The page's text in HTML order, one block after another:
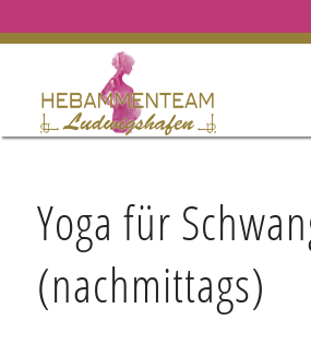
Yoga für
(nachmittags)